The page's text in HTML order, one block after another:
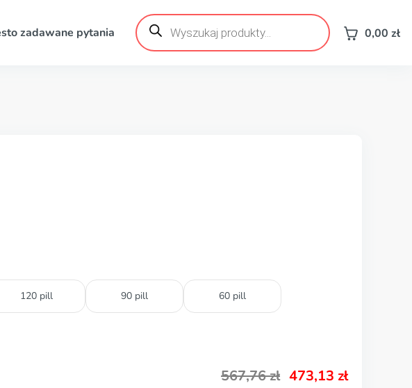
zadawane pytania
Wyszukiwarka
produktów 0,00 zł
120 pill 90 pill 60 pill
567,76zł 473,13 zł